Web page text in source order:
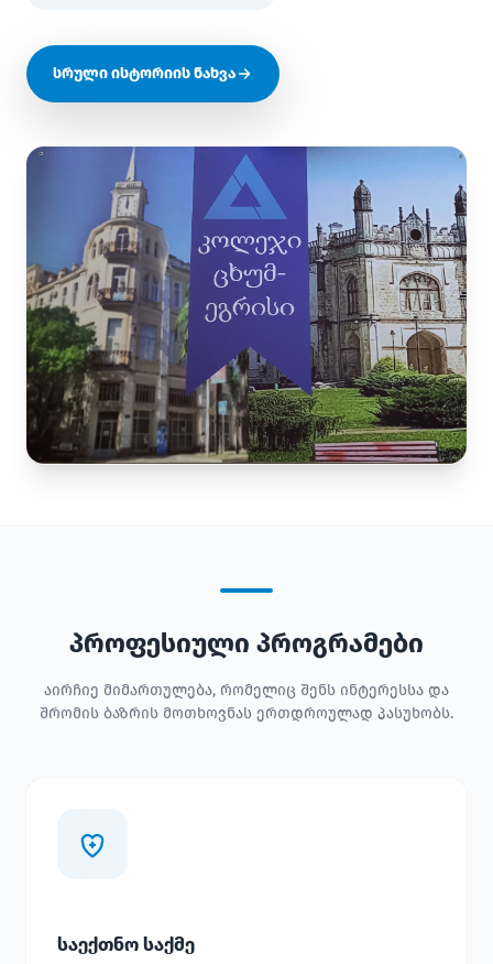
სრული ისტორიის ნახვა
პროფესიული პროგრამები
აირჩიე მიმართულება, რომელიც შენს ინტერესსა და
შრომის ბაზრის მოთხოვნას ერთდროულად პასუხობს.
საექთნო საქმე